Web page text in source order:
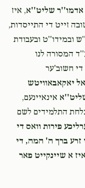
משולם זושא גאלדשטיין
זושא גאלדשטיין
1 month ago
Zishaגאלדשטיין
1 month ago
אדמו''ר שליט''א, איז
שוין לטובה זייט די התייסדות,
ובמידו''ט ובעבודת
המסורה לנו
די חשוב'ער
יאקאבאוויטש
אינאיינעם,
התלמידים לשם
פירות וואס די
זרע ברך ה' המה, די
א שיינקייט פאר